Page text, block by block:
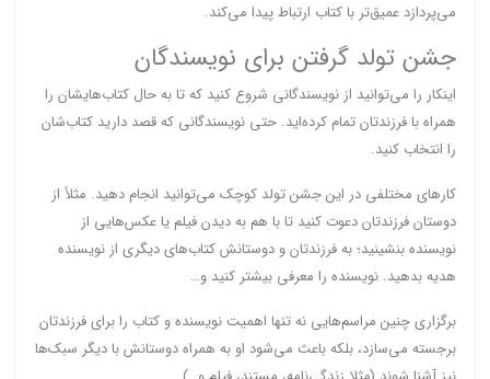
می‌پردازد عمیق‌تر با کتاب ارتباط پیدا می‌کند.
جشن تولد گرفتن برای نویسندگان
اینکار را می‌توانید از نویسندگانی شروع کنید که تا به حال کتاب‌هایشان را
همراه با فرزندتان تمام کرده‌اید. حتی نویسندگانی که قصد دارید کتاب‌شان
را انتخاب کنید.
کارهای مختلفی در این جشن تولد کوچک می‌توانید انجام دهید. مثلاً از
دوستان فرزندتان دعوت کنید تا با هم به دیدن فیلم یا عکس‌هایی از
نویسنده بنشینید؛ به فرزندتان و دوستانش کتاب‌های دیگری از نویسنده
هدیه بدهید. نویسنده را معرفی بیشتر کنید و…
برگزاری چنین مراسم‌هایی نه تنها اهمیت نویسنده و کتاب را برای فرزند‌تان
برجسته می‌سازد، بلکه باعث می‌شود او به همراه دوستانش با دیگر سبک‌ها